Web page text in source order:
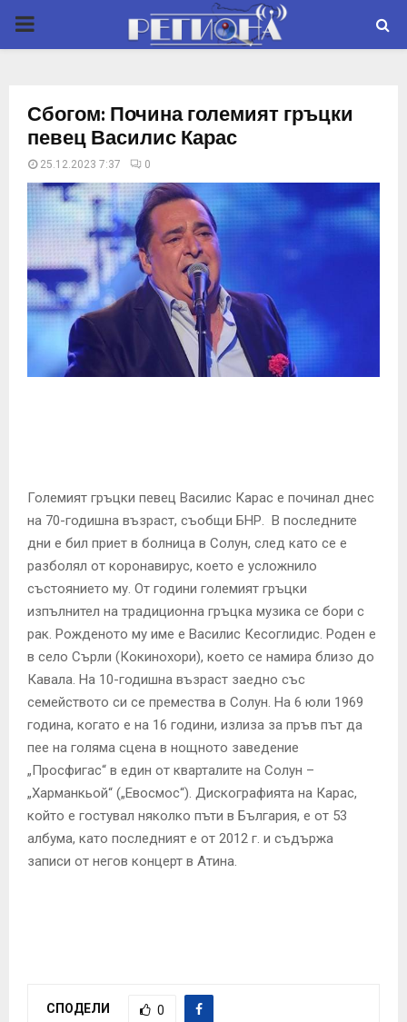
P
M
A
R
Y
U
Сбогом: Почина големият гръцки
певец Василис Карас
25.12.2023 7:37 0
Големият гръцки певец Василис Карас е починал днес
на 70-годишна възраст, съобщи БНР. В последните
дни е бил приет в болница в Солун, след като се е
разболял от коронавирус, което е усложнило
състоянието му. От години големият гръцки
изпълнител на традиционна гръцка музика се бори с
рак. Рожденото му име е Василис Кесоглидис. Роден е
в село Сърли (Кокинохори), което се намира близо до
Кавала. На 10-годишна възраст заедно със
семейството си се премества в Солун. На 6 юли 1969
година, когато е на 16 години, излиза за пръв път да
пее на голяма сцена в нощното заведение
„Просфигас“ в един от кварталите на Солун –
„Харманкьой“ („Евосмос“). Дискографията на Карас,
който е гостувал няколко пъти в България, е от 53
албума, като последният е от 2012 г. и съдържа
записи от негов концерт в Атина.
СПОДЕЛИ 0